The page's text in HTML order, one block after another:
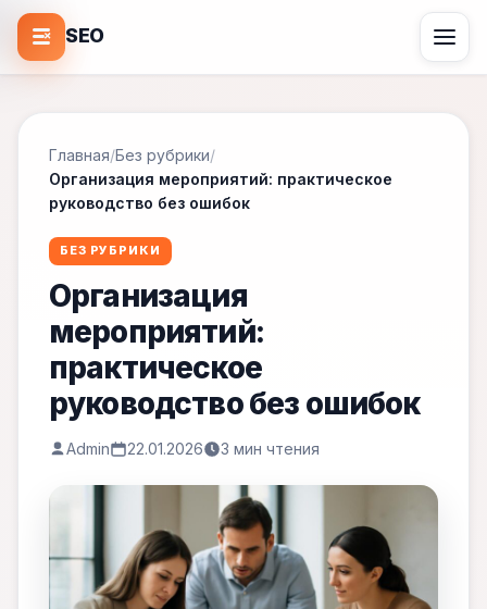
SEO
Главная/Без рубрики/
Организация мероприятий: практическое
руководство без ошибок
БЕЗ РУБРИКИ
Организация
мероприятий:
практическое
руководство без ошибок
Admin 22.01.2026 3 мин чтения